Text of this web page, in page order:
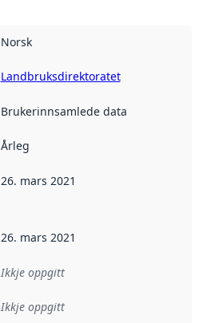
Norsk
:
Landbruksdirektoratet
Brukerinnsamlede data
:
Årleg
26. mars 2021
26. mars 2021
Ikkje oppgitt
Ikkje oppgitt